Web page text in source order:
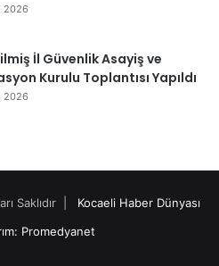
2026
İl Güvenlik Asayiş ve
Kurulu Toplantısı Yapıldı
2026
Saklıdır | Kocaeli Haber Dünyası
Promedyanet